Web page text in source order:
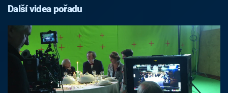
Další videa pořadu